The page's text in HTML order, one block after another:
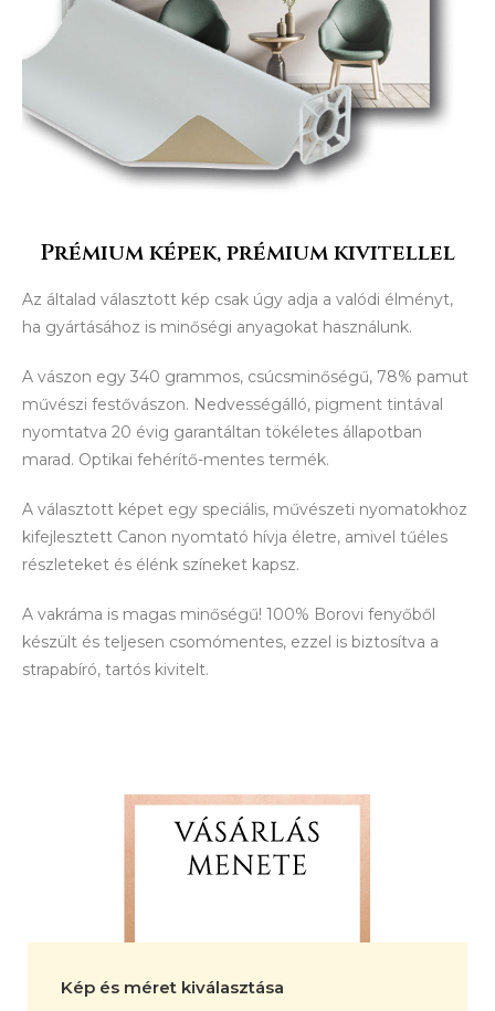
Prémium képek, prémium kivitellel
Az általad választott kép csak úgy adja a valódi élményt,
ha gyártásához is minőségi anyagokat használunk.
A vászon egy 340 grammos, csúcsminőségű, 78% pamut
művészi festővászon. Nedvességálló, pigment tintával
nyomtatva 20 évig garantáltan tökéletes állapotban
marad. Optikai fehérítő-mentes termék.
A választott képet egy speciális, művészeti nyomatokhoz
kifejlesztett Canon nyomtató hívja életre, amivel tűéles
részleteket és élénk színeket kapsz.
A vakráma is magas minőségű! 100% Borovi fenyőből
készült és teljesen csomómentes, ezzel is biztosítva a
strapabíró, tartós kivitelt.
Kép és méret kiválasztása